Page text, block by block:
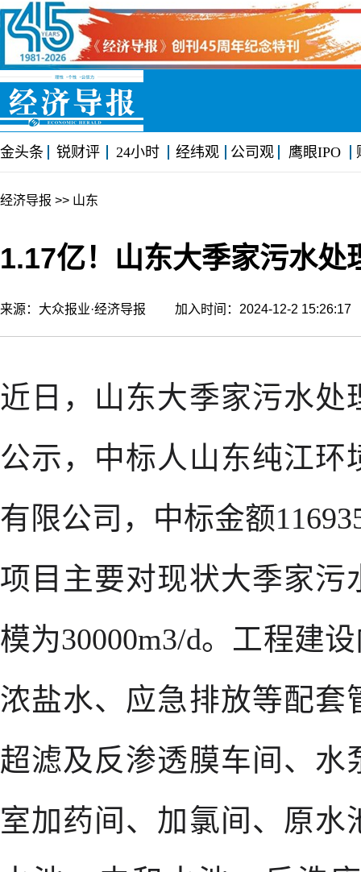
金头条 锐财评 24小时 经纬观 公司观 鹰眼IPO
经济导报 >> 山东
1.17亿！山东大季家污水
来源：大众报业·经济导报 加入时间：2024-12-2
近日，山东大季家污水
公示，中标人山东纯江
有限公司，中标金额
项目主要对现状大季家
模为30000m3/d。工程建
浓盐水、应急排放等配
超滤及反渗透膜车间、
室加药间、加氯间、原